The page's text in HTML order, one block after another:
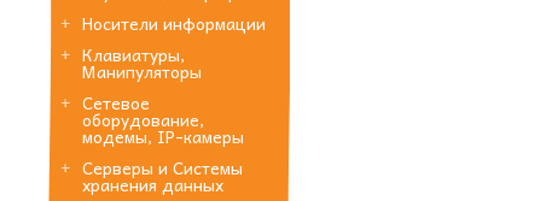
Носители информации
Клавиатуры,
Манипуляторы
Сетевое
оборудование,
модемы, IP-камеры
Серверы и Системы
хранения данных